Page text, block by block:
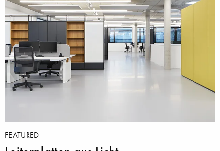
FEATURED